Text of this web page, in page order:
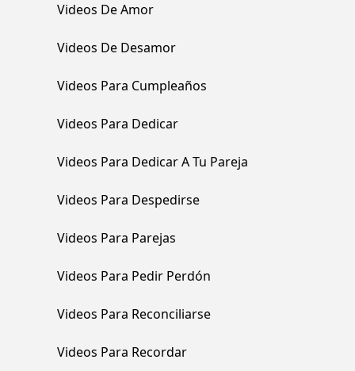
Videos De Amor
Videos De Desamor
Videos Para Cumpleaños
Videos Para Dedicar
Videos Para Dedicar A Tu Pareja
Videos Para Despedirse
Videos Para Parejas
Videos Para Pedir Perdón
Videos Para Reconciliarse
Videos Para Recordar